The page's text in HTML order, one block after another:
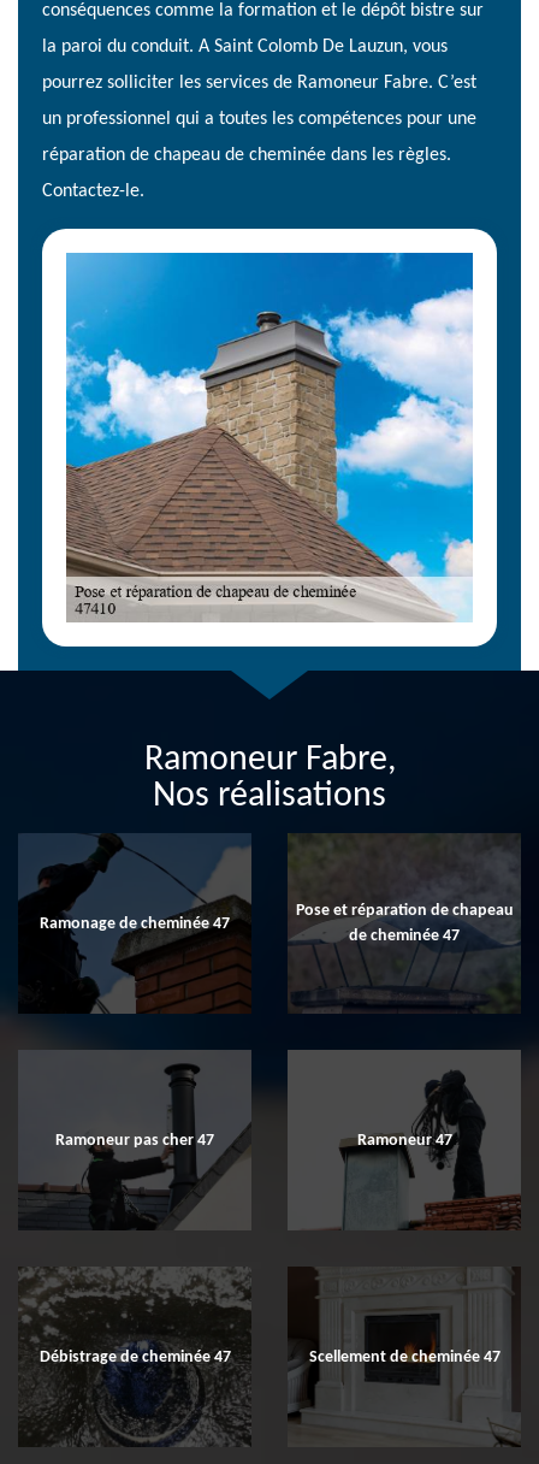
conséquences comme la formation et le dépôt bistre sur
la paroi du conduit. A Saint Colomb De Lauzun, vous
pourrez solliciter les services de Ramoneur Fabre. C’est
un professionnel qui a toutes les compétences pour une
réparation de chapeau de cheminée dans les règles.
Contactez-le.
Ramoneur Fabre,
Nos réalisations
Ramonage de cheminée 47
Pose et réparation de chapeau
de cheminée 47
Ramoneur pas cher 47 Ramoneur 47
Débistrage de cheminée 47 Scellement de cheminée 47